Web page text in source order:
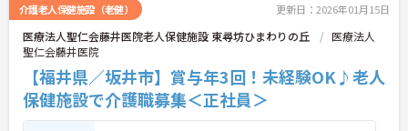
介護老人保健施設（老健） 更新日：2026年01月15日
医療法人聖仁会藤井医院老人保健施設 東尋坊ひまわりの丘
医療法人
聖仁会藤井医院
【福井県／坂井市】賞与年3回！未経験OK♪老人
保健施設で介護職募集＜正社員＞